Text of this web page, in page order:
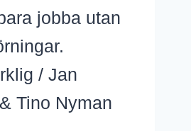
jobba utan
/ Jan
Tino Nyman